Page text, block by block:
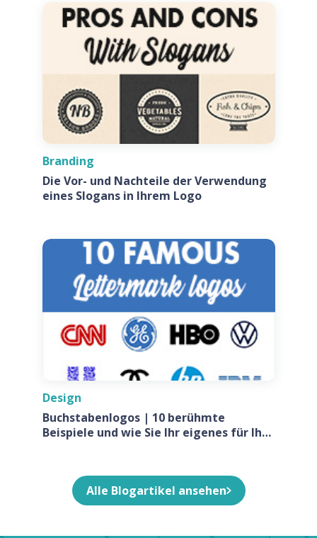
Branding
Die Vor- und Nachteile der Verwendung
eines Slogans in Ihrem Logo
Design
Buchstabenlogos | 10 berühmte
Beispiele und wie Sie Ihr eigenes für Ihr
Alle Blogartikel ansehen